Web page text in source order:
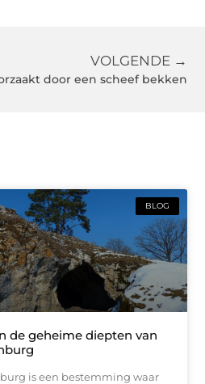
VOLGENDE →
door een scheef bekken
BLOG
de geheime diepten van
is een bestemming waar